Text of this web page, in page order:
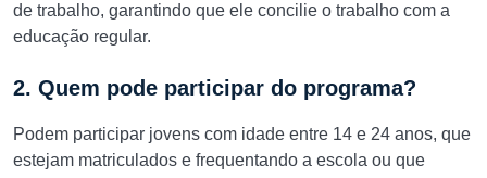
de trabalho, garantindo que ele concilie o trabalho com a
educação regular.
2. Quem pode participar do programa?
Podem participar jovens com idade entre 14 e 24 anos, que
estejam matriculados e frequentando a escola ou que